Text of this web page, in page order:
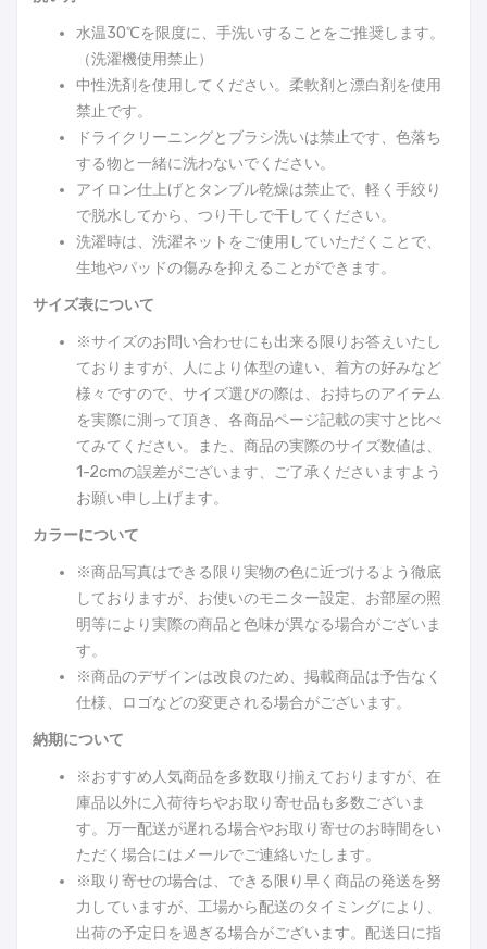
水温30℃を限度に、手洗いすることをご推奨します。
（洗濯機使用禁止）
中性洗剤を使用してください。柔軟剤と漂白剤を使用
禁止です。
ドライクリーニングとブラシ洗いは禁止です、色落ち
する物と一緒に洗わないでください。
アイロン仕上げとタンブル乾燥は禁止で、軽く手絞り
で脱水してから、つり干しで干してください。
洗濯時は、洗濯ネットをご使用していただくことで、
生地やパッドの傷みを抑えることができます。
サイズ表について
※サイズのお問い合わせにも出来る限りお答えいたし
ておりますが、人により体型の違い、着方の好みなど
様々ですので、サイズ選びの際は、お持ちのアイテム
を実際に測って頂き、各商品ページ記載の実寸と比べ
てみてください。また、商品の実際のサイズ数値は、
1-2cmの誤差がございます、ご了承くださいますよう
お願い申し上げます。
カラーについて
※商品写真はできる限り実物の色に近づけるよう徹底
しておりますが、お使いのモニター設定、お部屋の照
明等により実際の商品と色味が異なる場合がございま
す。
※商品のデザインは改良のため、掲載商品は予告なく
仕様、ロゴなどの変更される場合がございます。
納期について
※おすすめ人気商品を多数取り揃えておりますが、在
庫品以外に入荷待ちやお取り寄せ品も多数ございま
す。万一配送が遅れる場合やお取り寄せのお時間をい
ただく場合にはメールでご連絡いたします。
※取り寄せの場合は、できる限り早く商品の発送を努
力していますが、工場から配送のタイミングにより、
出荷の予定日を過ぎる場合がございます。配送日に指